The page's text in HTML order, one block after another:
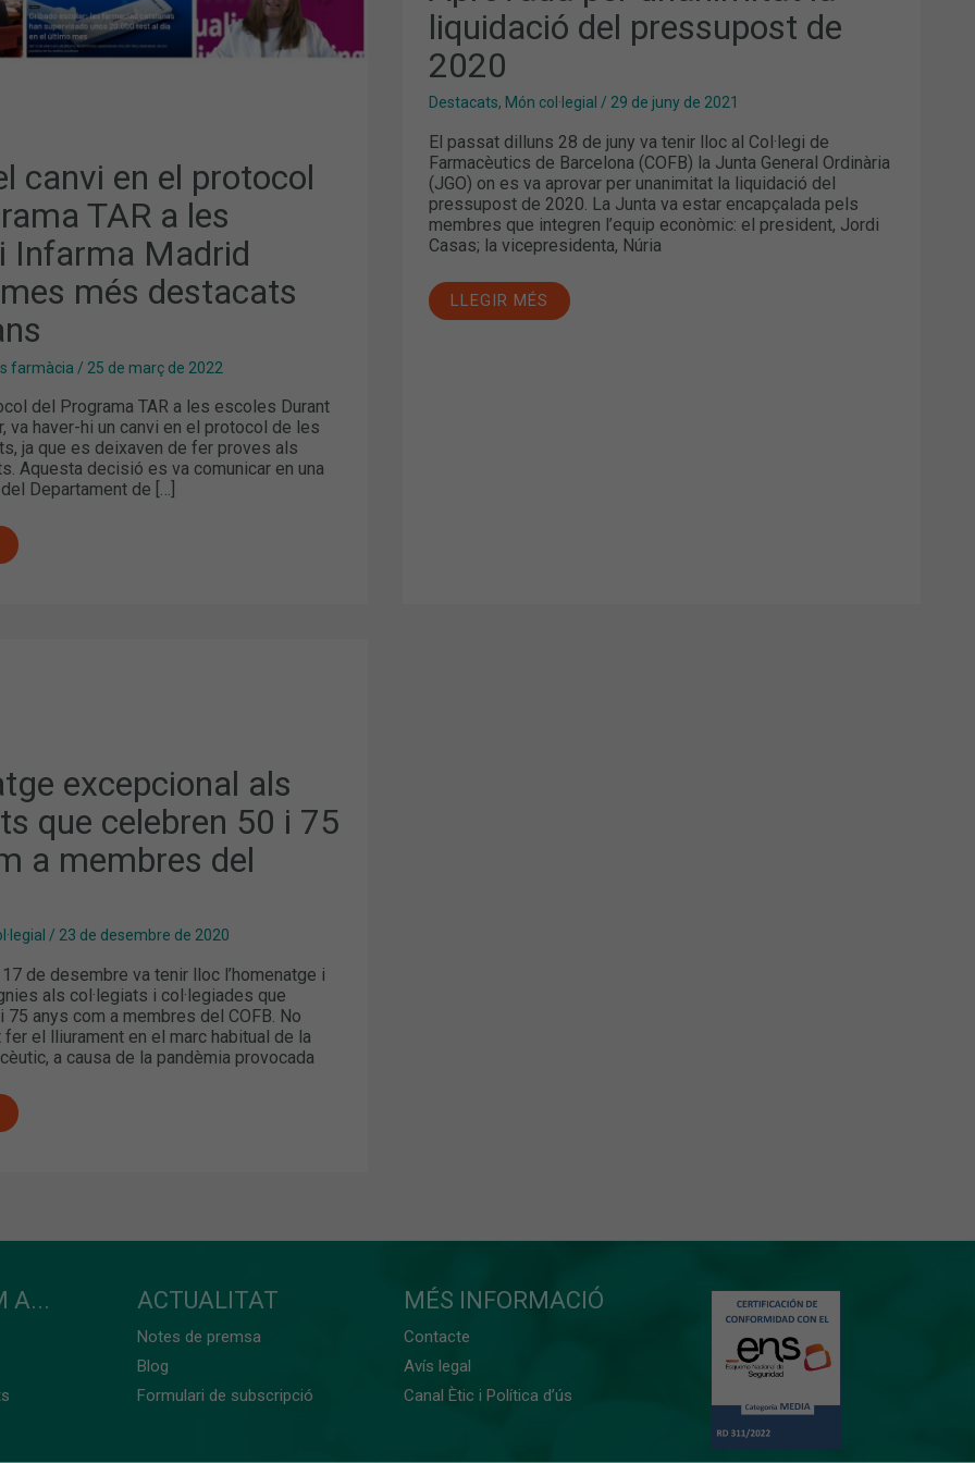
canvi en el protocol
TAR a les
Infarma Madrid
més destacats
farmàcia / 25 de març de 2022
del Programa TAR a les escoles Durant
va haver-hi un canvi en el protocol de les
ja que es deixaven de fer proves als
Aquesta decisió es va comunicar en una
Departament de […]
liquidació del pressupost de
2020
Destacats, Món col·legial / 29 de juny de 2021
El passat dilluns 28 de juny va tenir lloc al Col·legi de
Farmacèutics de Barcelona (COFB) la Junta General Ordinària
(JGO) on es va aprovar per unanimitat la liquidació del
pressupost de 2020. La Junta va estar encapçalada pels
membres que integren l’equip econòmic: el president, Jordi
Casas; la vicepresidenta, Núria
2020
LLEGIR MÉS
excepcional als
que celebren 50 i 75
a membres del
/ 23 de desembre de 2020
de desembre va tenir lloc l’homenatge i
als col·legiats i col·legiades que
anys com a membres del COFB. No
el lliurament en el marc habitual de la
a causa de la pandèmia provocada
A... ACTUALITAT
Notes de premsa
Blog
Formulari de subscripció
MÉS INFORMACIÓ
Contacte
Avís legal
Canal Ètic i Política d’ús